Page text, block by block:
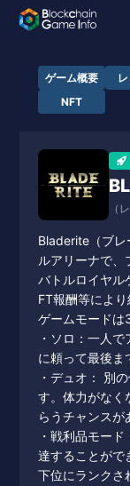
ゲーム概要
NFT
（
Bladerite（ブレ
ルアリーナで、
バトルロイヤル
FT報酬等により
ゲームモードは
・ソロ：一人
に頼って最後ま
・デュオ： 別
す。体力がなく
らうチャンスが
・戦利品モー
達することがで
下位にランクさ